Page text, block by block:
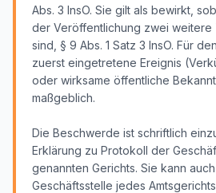
Abs. 3 InsO. Sie gilt als bewirkt,
der Veröffentlichung zwei weitere
sind, § 9 Abs. 1 Satz 3 InsO. Für
zuerst eingetretene Ereignis
oder wirksame öffentliche
maßgeblich.
Die Beschwerde ist schriftlich
Erklärung zu Protokoll der
genannten Gerichts. Sie kann
Geschäftsstelle jedes